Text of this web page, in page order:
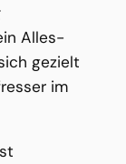
Alles-
gezielt
im